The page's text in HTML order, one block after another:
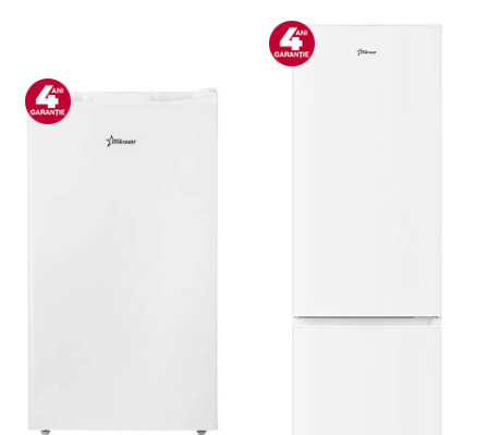
Iluminat & electrice
Prelungitoare
Sport & Activitati in aer liber